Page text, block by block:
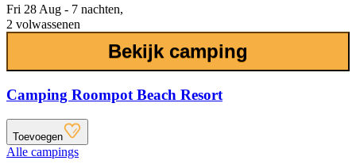
Fri 28 Aug - 7 nachten,
2 volwassenen
Bekijk camping
Camping Roompot Beach Resort
Toevoegen
Alle campings